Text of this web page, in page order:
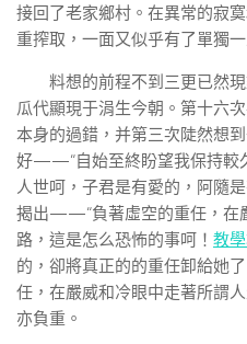
接回了老家鄉村。在異常的寂
重搾取，一面又似乎有了單獨
料想的前程不到三更已然
瓜代顯現于涓生今朝。第十六
本身的過錯，并第三次陡然想
好——“自始至終盼望我保持
人世呵，子君是有愛的，阿隨
揭出——“負著虛空的重任，在
路，這是怎么恐怖的事呵！ 教
的，卻將真正的的重任卸給她
任，在嚴威和冷眼中走著所謂
亦負重。